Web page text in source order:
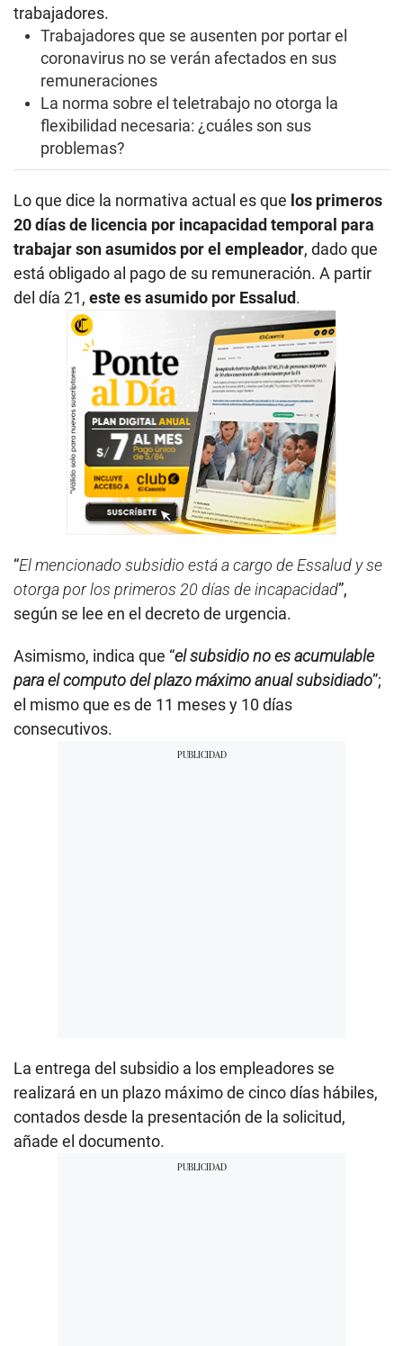
trabajadores.
Trabajadores que se ausenten por portar el
coronavirus no se verán afectados en sus
remuneraciones
La norma sobre el teletrabajo no otorga la
flexibilidad necesaria: ¿cuáles son sus
problemas?
Lo que dice la normativa actual es que los primeros
20 días de licencia por incapacidad temporal para
trabajar son asumidos por el empleador, dado que
está obligado al pago de su remuneración. A partir
del día 21, este es asumido por Essalud.
“El mencionado subsidio está a cargo de Essalud y se
otorga por los primeros 20 días de incapacidad”,
según se lee en el decreto de urgencia.
Asimismo, indica que “el subsidio no es acumulable
para el computo del plazo máximo anual subsidiado”;
el mismo que es de 11 meses y 10 días
consecutivos.
La entrega del subsidio a los empleadores se
realizará en un plazo máximo de cinco días hábiles,
contados desde la presentación de la solicitud,
añade el documento.